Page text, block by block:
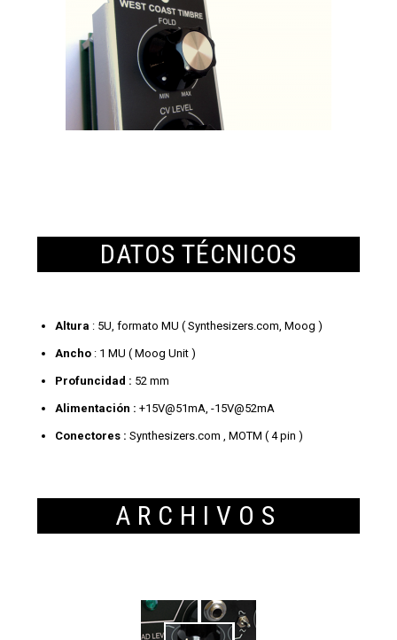
DATOS TÉCNICOS
Altura : 5U, formato MU ( Synthesizers.com, Moog )
Ancho : 1 MU ( Moog Unit )
Profuncidad : 52 mm
Alimentación :+15V@51mA, -15V@52mA
Conectores :Synthesizers.com , MOTM ( 4 pin )
ARCHIVOS